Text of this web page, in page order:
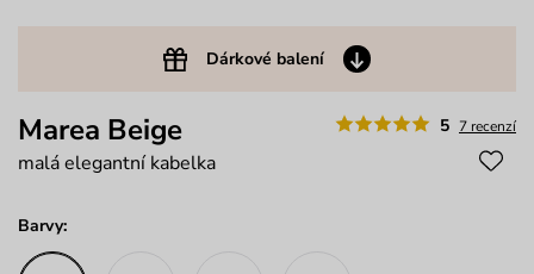
Dárkové balení
5 7 recenzí
Marea Beige
malá elegantní kabelka
Barvy: